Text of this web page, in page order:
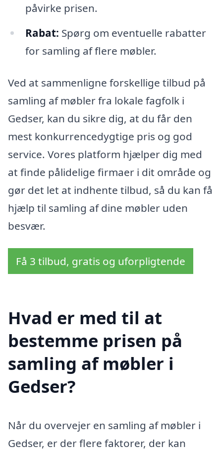
påvirke prisen.
Rabat: Spørg om eventuelle rabatter
for samling af flere møbler.
Ved at sammenligne forskellige tilbud på
samling af møbler fra lokale fagfolk i
Gedser, kan du sikre dig, at du får den
mest konkurrencedygtige pris og god
service. Vores platform hjælper dig med
at finde pålidelige firmaer i dit område og
gør det let at indhente tilbud, så du kan få
hjælp til samling af dine møbler uden
besvær.
Få 3 tilbud, gratis og uforpligtende
Hvad er med til at
bestemme prisen på
samling af møbler i
Gedser?
Når du overvejer en samling af møbler i
Gedser, er der flere faktorer, der kan